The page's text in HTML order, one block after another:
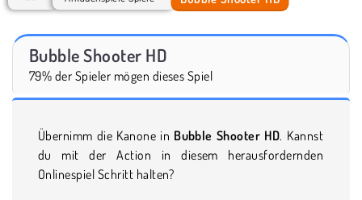
Bubble Shooter HD
79% der Spieler mögen dieses Spiel
Übernimm die Kanone in Bubble Shooter HD. Kannst
du mit der Action in diesem herausfordernden
Onlinespiel Schritt halten?